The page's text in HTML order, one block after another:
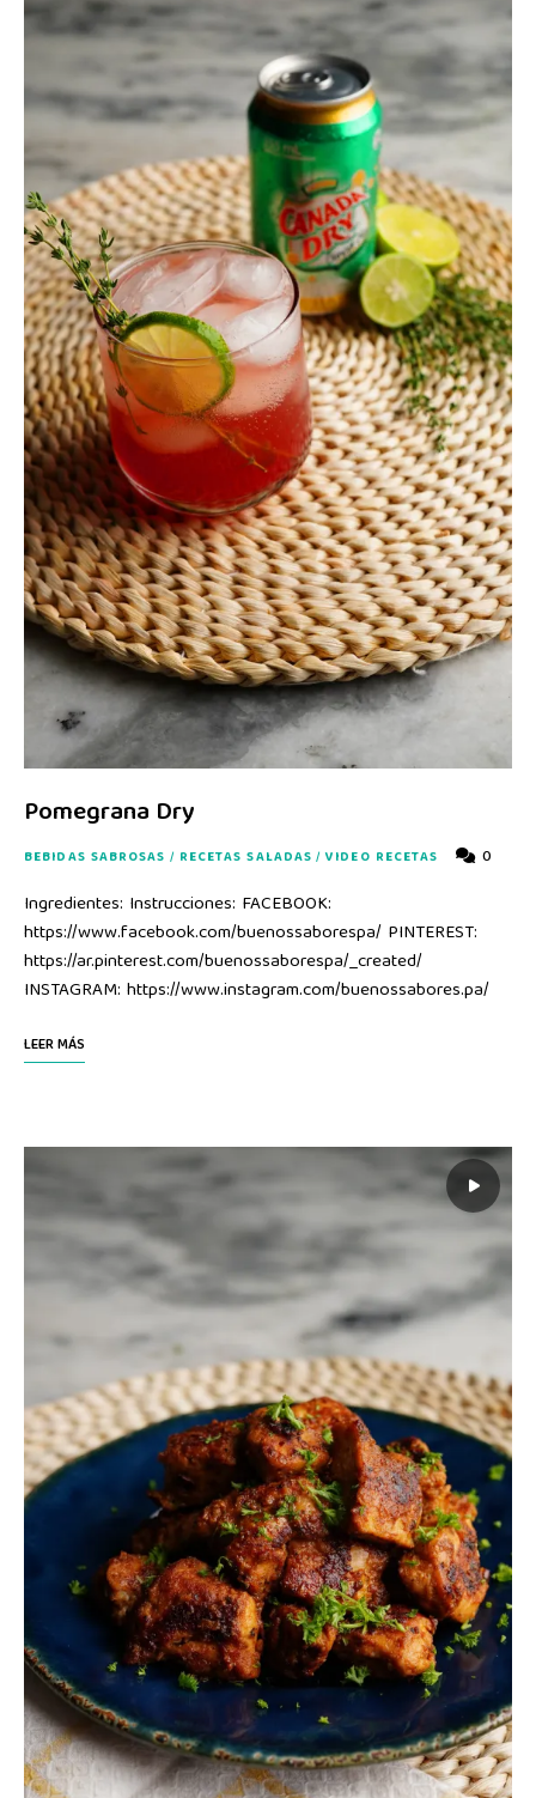
Pomegrana Dry
BEBIDAS SABROSAS / RECETAS SALADAS / VIDEO RECETAS 0
Ingredientes: Instrucciones: FACEBOOK:
https://www.facebook.com/buenossaborespa/ PINTEREST:
https://ar.pinterest.com/buenossaborespa/_created/
INSTAGRAM: https://www.instagram.com/buenossabores.pa/
LEER MÁS